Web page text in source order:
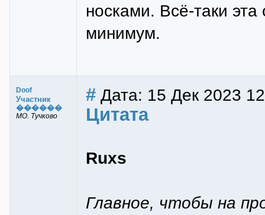
носками. Всё-таки
минимум.
Doof
Участник
������
МО. Тучково
# Дата: 15 Дек 2023
Цитата
Ruxs
Главное, чтобы на